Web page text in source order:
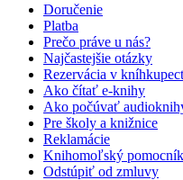
Doručenie
Platba
Prečo práve u nás?
Najčastejšie otázky
Rezervácia v
Ako čítať e-knihy
Ako počúvať
Pre školy a knižnice
Reklamácie
Knihomoľský pomocník
Odstúpiť od zmluvy